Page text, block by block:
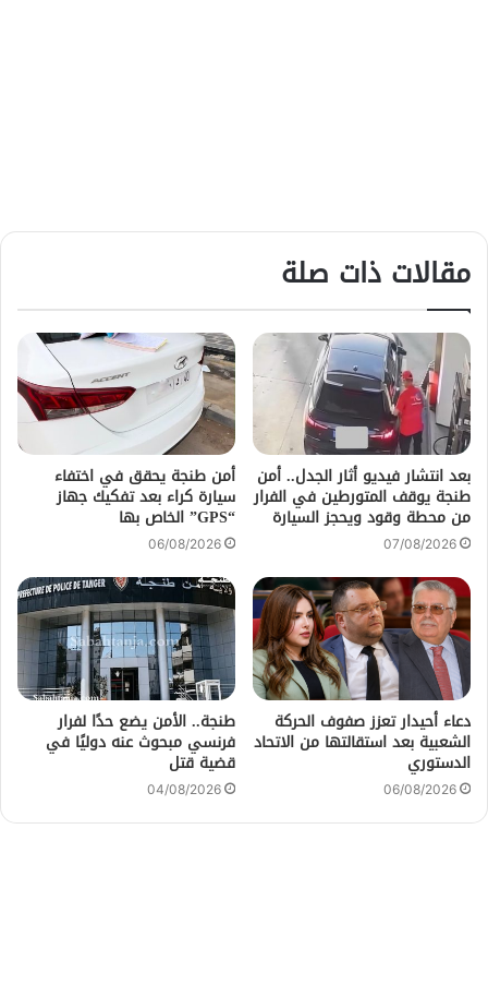
مقالات ذات صلة
بعد انتشار فيديو أثار الجدل.. أمن
طنجة يوقف المتورطين في الفرار
من محطة وقود ويحجز السيارة
07/08/2026
أمن طنجة يحقق في اختفاء
سيارة كراء بعد تفكيك جهاز
“GPS” الخاص بها
06/08/2026
دعاء أحيدار تعزز صفوف الحركة
الشعبية بعد استقالتها من الاتحاد
الدستوري
06/08/2026
طنجة.. الأمن يضع حدًا لفرار
فرنسي مبحوث عنه دوليًا في
قضية قتل
04/08/2026